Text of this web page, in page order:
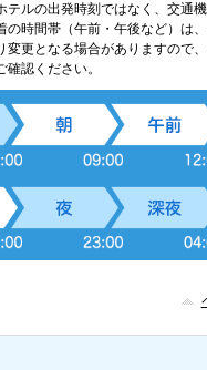
テルの出発時刻ではなく、交通
の時間帯（午前・午後など）は
変更となる場合がありますので
確認ください。